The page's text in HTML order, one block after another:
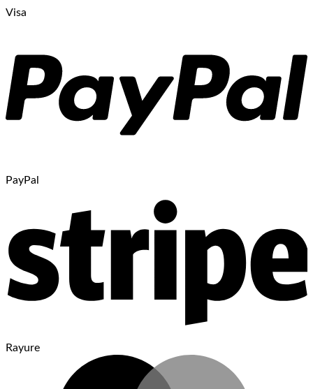
Visa
PayPal
Rayure